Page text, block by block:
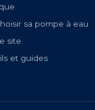
sa pompe à eau
site
et guides